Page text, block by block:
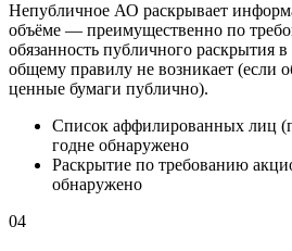
Непубличное АО раскрывает
объёме — преимущественно по
обязанность публичного раскрытия
общему правилу не возникает (если
ценные бумаги публично).
Список аффилированных лиц
годне обнаружено
Раскрытие по требованию
обнаружено
04